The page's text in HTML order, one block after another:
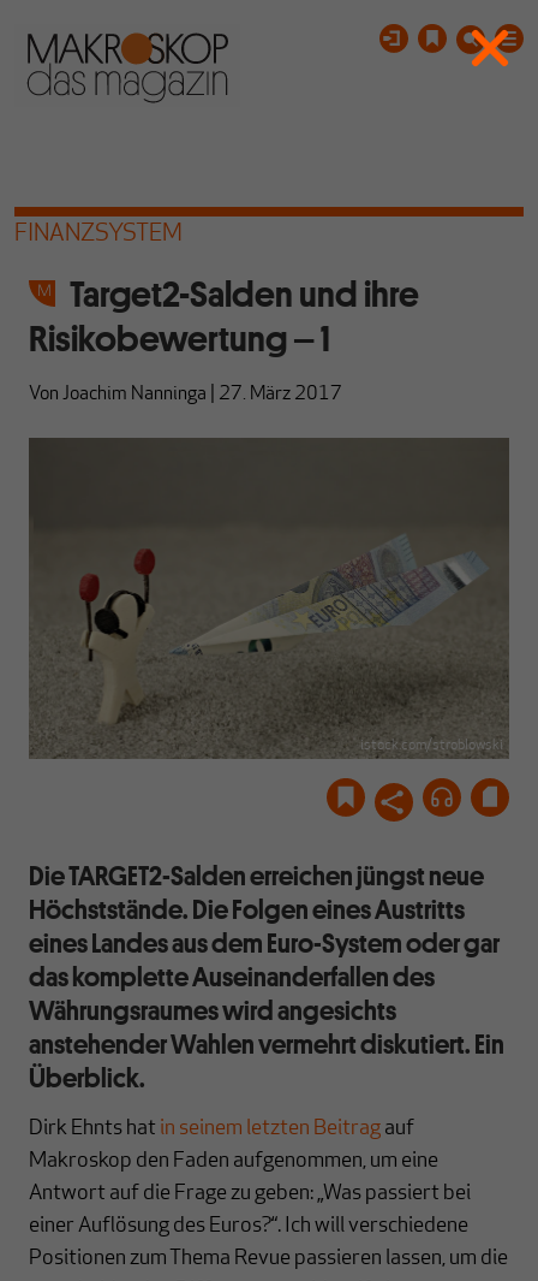
FINANZSYSTEM
Target2-Salden und ihre
Risikobewertung – 1
Von Joachim Nanninga 27. März 2017
istock.com/stroblowski
Die TARGET2-Salden erreichen jüngst neue
Höchststände. Die Folgen eines Austritts
eines Landes aus dem Euro-System oder gar
das komplette Auseinanderfallen des
Währungsraumes wird angesichts
anstehender Wahlen vermehrt diskutiert. Ein
Überblick.
Dirk Ehnts hat in seinem letzten Beitrag auf
Makroskop den Faden aufgenommen, um eine
Antwort auf die Frage zu geben: „Was passiert bei
einer Auflösung des Euros?“. Ich will verschiedene
Positionen zum Thema Revue passieren lassen, um die